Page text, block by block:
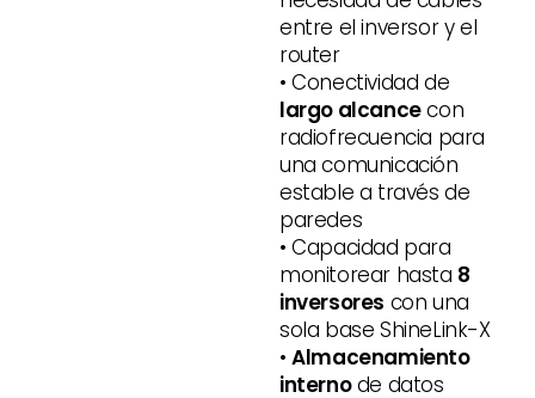
entre el inversor y el
router
• Conectividad de
largo alcancecon
radiofrecuencia para
una comunicación
estable a través de
paredes
• Capacidad para
monitorear hasta 8
inversores con una
sola base ShineLink-X
•Almacenamiento
internode datos